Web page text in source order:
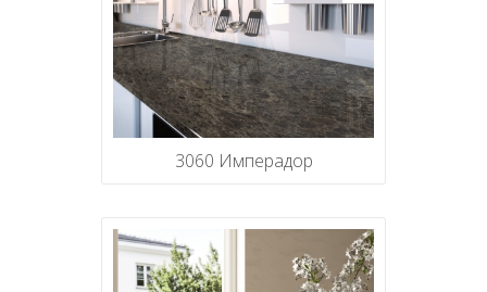
3060 Имперадор